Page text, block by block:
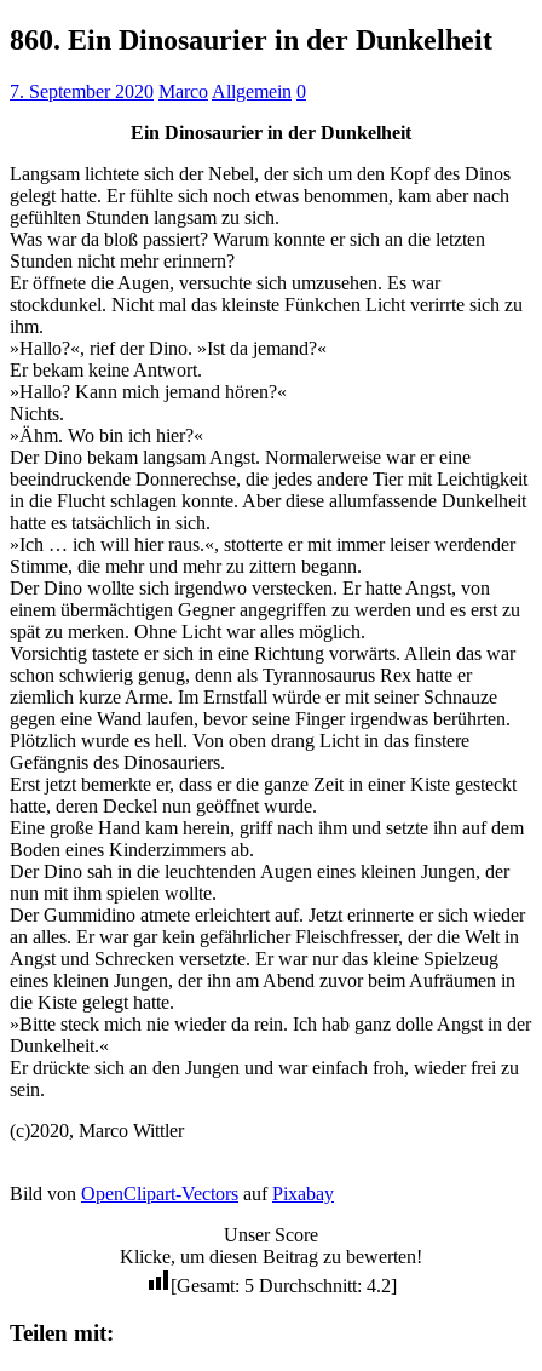
860. Ein Dinosaurier in der Dunkelheit
7. September 2020 Marco Allgemein 0
Ein Dinosaurier in der Dunkelheit
Langsam lichtete sich der Nebel, der sich um den Kopf des Dinos
gelegt hatte. Er fühlte sich noch etwas benommen, kam aber nach
gefühlten Stunden langsam zu sich.
Was war da bloß passiert? Warum konnte er sich an die letzten
Stunden nicht mehr erinnern?
Er öffnete die Augen, versuchte sich umzusehen. Es war
stockdunkel. Nicht mal das kleinste Fünkchen Licht verirrte sich zu
ihm.
»Hallo?«, rief der Dino. »Ist da jemand?«
Er bekam keine Antwort.
»Hallo? Kann mich jemand hören?«
Nichts.
»Ähm. Wo bin ich hier?«
Der Dino bekam langsam Angst. Normalerweise war er eine
beeindruckende Donnerechse, die jedes andere Tier mit Leichtigkeit
in die Flucht schlagen konnte. Aber diese allumfassende Dunkelheit
hatte es tatsächlich in sich.
»Ich … ich will hier raus.«, stotterte er mit immer leiser werdender
Stimme, die mehr und mehr zu zittern begann.
Der Dino wollte sich irgendwo verstecken. Er hatte Angst, von
einem übermächtigen Gegner angegriffen zu werden und es erst zu
spät zu merken. Ohne Licht war alles möglich.
Vorsichtig tastete er sich in eine Richtung vorwärts. Allein das war
schon schwierig genug, denn als Tyrannosaurus Rex hatte er
ziemlich kurze Arme. Im Ernstfall würde er mit seiner Schnauze
gegen eine Wand laufen, bevor seine Finger irgendwas berührten.
Plötzlich wurde es hell. Von oben drang Licht in das finstere
Gefängnis des Dinosauriers.
Erst jetzt bemerkte er, dass er die ganze Zeit in einer Kiste gesteckt
hatte, deren Deckel nun geöffnet wurde.
Eine große Hand kam herein, griff nach ihm und setzte ihn auf dem
Boden eines Kinderzimmers ab.
Der Dino sah in die leuchtenden Augen eines kleinen Jungen, der
nun mit ihm spielen wollte.
Der Gummidino atmete erleichtert auf. Jetzt erinnerte er sich wieder
an alles. Er war gar kein gefährlicher Fleischfresser, der die Welt in
Angst und Schrecken versetzte. Er war nur das kleine Spielzeug
eines kleinen Jungen, der ihn am Abend zuvor beim Aufräumen in
die Kiste gelegt hatte.
»Bitte steck mich nie wieder da rein. Ich hab ganz dolle Angst in der
Dunkelheit.«
Er drückte sich an den Jungen und war einfach froh, wieder frei zu
sein.
(c)2020, Marco Wittler
Bild von OpenClipart-Vectors aufPixabay
Unser Score
Klicke, um diesen Beitrag zu bewerten!
[Gesamt: 5Durchschnitt: 4.2]
Teilen mit: